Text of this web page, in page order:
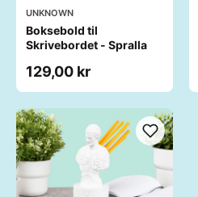
UNKNOWN
Boksebold til
Skrivebordet - Spralla
129,00 kr